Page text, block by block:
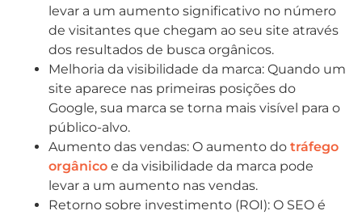
levar a um aumento significativo no número
de visitantes que chegam ao seu site através
dos resultados de busca orgânicos.
Melhoria da visibilidade da marca: Quando um
site aparece nas primeiras posições do
Google, sua marca se torna mais visível para o
público-alvo.
Aumento das vendas: O aumento do tráfego
orgânico e da visibilidade da marca pode
levar a um aumento nas vendas.
Retorno sobre investimento (ROI): O SEO é